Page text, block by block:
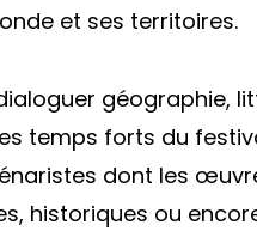
et ses territoires.
géographie,
temps forts du
dont les
historiques ou